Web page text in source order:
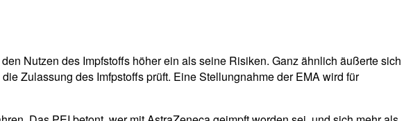
Nutzen des Impfstoffs höher ein als seine Risiken. Ganz ähnlich äußerte sich
Zulassung des Imfpstoffs prüft. Eine Stellungnahme der EMA wird für